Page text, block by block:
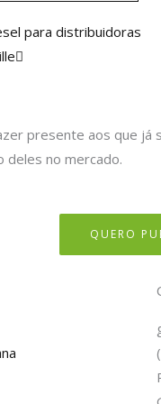
para distribuidoras
Próximo
presente aos que já
deles no mercado.
QUERO